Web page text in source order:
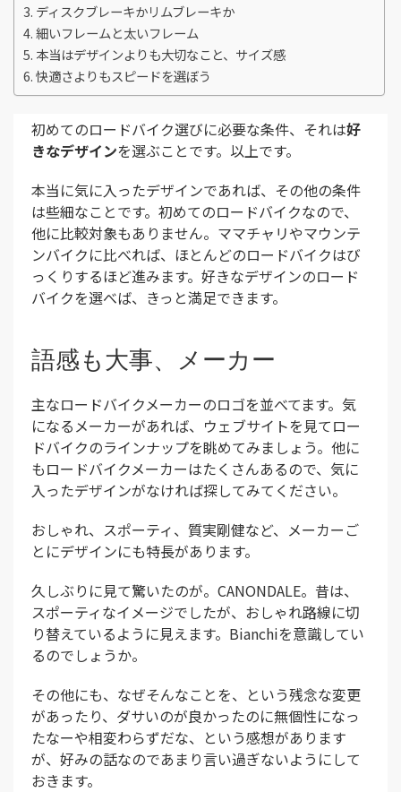
ディスクブレーキかリムブレーキか
細いフレームと太いフレーム
本当はデザインよりも大切なこと、サイズ感
快適さよりもスピードを選ぼう
初めてのロードバイク選びに必要な条件、それは好
きなデザインを選ぶことです。以上です。
本当に気に入ったデザインであれば、その他の条件
は些細なことです。初めてのロードバイクなので、
他に比較対象もありません。ママチャリやマウンテ
ンバイクに比べれば、ほとんどのロードバイクはび
っくりするほど進みます。好きなデザインのロード
バイクを選べば、きっと満足できます。
語感も大事、メーカー
主なロードバイクメーカーのロゴを並べてます。気
になるメーカーがあれば、ウェブサイトを見てロー
ドバイクのラインナップを眺めてみましょう。他に
もロードバイクメーカーはたくさんあるので、気に
入ったデザインがなければ探してみてください。
おしゃれ、スポーティ、質実剛健など、メーカーご
とにデザインにも特長があります。
久しぶりに見て驚いたのが。CANONDALE。昔は、
スポーティなイメージでしたが、おしゃれ路線に切
り替えているように見えます。Bianchiを意識してい
るのでしょうか。
その他にも、なぜそんなことを、という残念な変更
があったり、ダサいのが良かったのに無個性になっ
たなーや相変わらずだな、という感想があります
が、好みの話なのであまり言い過ぎないようにして
おきます。